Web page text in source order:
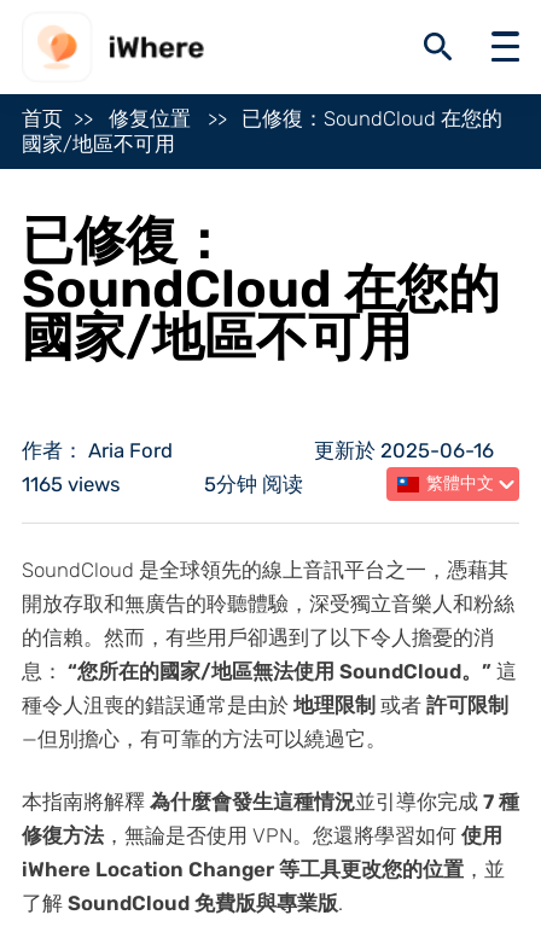
首页 修复位置
已修復：SoundCloud 在您的
國家/地區不可用
已修復：
SoundCloud 在您的
國家/地區不可用
作者： Aria Ford
更新於 2025-06-16
1165 views
5分钟 阅读 繁體中文
SoundCloud 是全球領先的線上音訊平台之一，憑藉其
開放存取和無廣告的聆聽體驗，深受獨立音樂人和粉絲
的信賴。然而，有些用戶卻遇到了以下令人擔憂的消
息： “您所在的國家/地區無法使用 SoundCloud。”這
種令人沮喪的錯誤通常是由於 地理限制 或者 許可限制
—但別擔心，有可靠的方法可以繞過它。
本指南將解釋 為什麼會發生這種情況並引導你完成 7 種
修復方法，無論是否使用 VPN。您還將學習如何 使用
iWhere Location Changer 等工具更改您的位置，並
了解 SoundCloud 免費版與專業版.